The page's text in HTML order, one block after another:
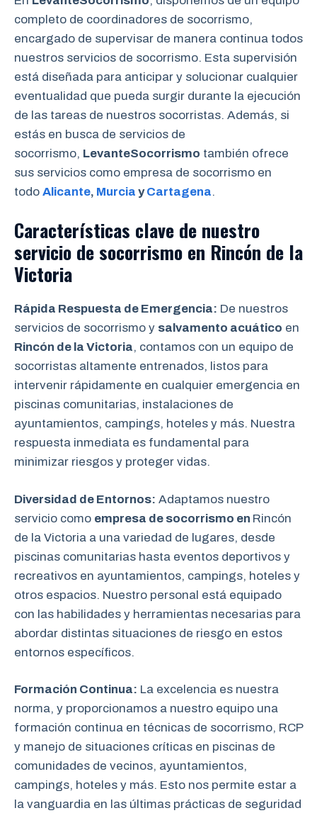
completo de coordinadores de socorrismo,
encargado de supervisar de manera continua todos
nuestros servicios de socorrismo. Esta supervisión
está diseñada para anticipar y solucionar cualquier
eventualidad que pueda surgir durante la ejecución
de las tareas de nuestros socorristas. Además, si
estás en busca de servicios de
socorrismo, LevanteSocorrismo también ofrece
sus servicios como empresa de socorrismo en
todo Alicante, Murcia yCartagena.
Características clave de nuestro
servicio de socorrismo en Rincón de la
Victoria
Rápida Respuesta de Emergencia: De nuestros
servicios de socorrismo y salvamento acuático en
Rincón de la Victoria, contamos con un equipo de
socorristas altamente entrenados, listos para
intervenir rápidamente en cualquier emergencia en
piscinas comunitarias, instalaciones de
ayuntamientos, campings, hoteles y más. Nuestra
respuesta inmediata es fundamental para
minimizar riesgos y proteger vidas.
Diversidad de Entornos: Adaptamos nuestro
servicio como empresa de socorrismo en Rincón
de la Victoria a una variedad de lugares, desde
piscinas comunitarias hasta eventos deportivos y
recreativos en ayuntamientos, campings, hoteles y
otros espacios. Nuestro personal está equipado
con las habilidades y herramientas necesarias para
abordar distintas situaciones de riesgo en estos
entornos específicos.
Formación Continua: La excelencia es nuestra
norma, y proporcionamos a nuestro equipo una
formación continua en técnicas de socorrismo, RCP
y manejo de situaciones críticas en piscinas de
comunidades de vecinos, ayuntamientos,
campings, hoteles y más. Esto nos permite estar a
la vanguardia en las últimas prácticas de seguridad